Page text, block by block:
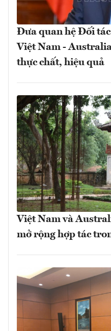
Đưa quan hệ Đối
Việt Nam -
thực chất, hiệu quả
Việt Nam và
mở rộng hợp tác